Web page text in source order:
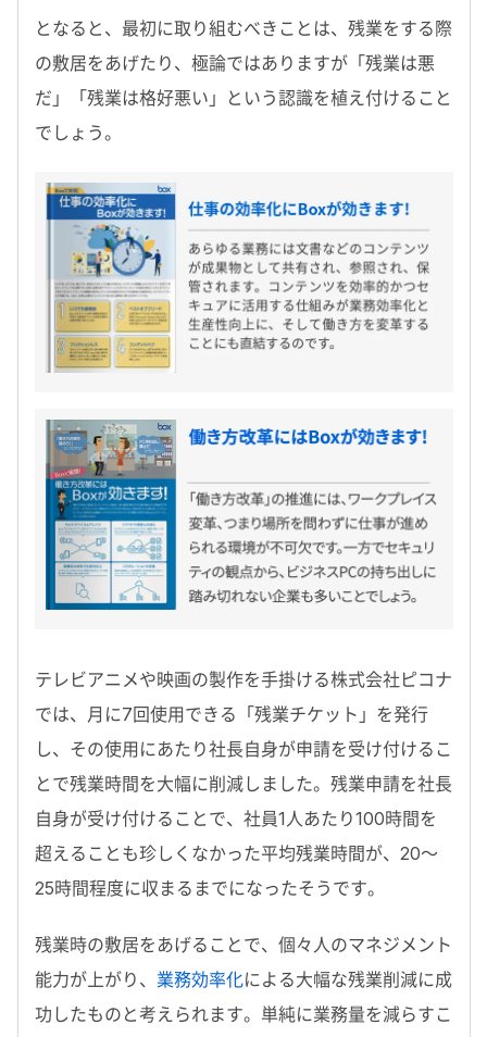
となると、最初に取り組むべきことは、残業をする際
の敷居をあげたり、極論ではありますが「残業は悪
だ」「残業は格好悪い」という認識を植え付けること
でしょう。
テレビアニメや映画の製作を手掛ける株式会社ピコナ
では、月に7回使用できる「残業チケット」を発行
し、その使用にあたり社長自身が申請を受け付けるこ
とで残業時間を大幅に削減しました。残業申請を社長
自身が受け付けることで、社員1人あたり100時間を
超えることも珍しくなかった平均残業時間が、20～
25時間程度に収まるまでになったそうです。
残業時の敷居をあげることで、個々人のマネジメント
能力が上がり、 業務効率化による大幅な残業削減に成
功したものと考えられます。単純に業務量を減らすこ